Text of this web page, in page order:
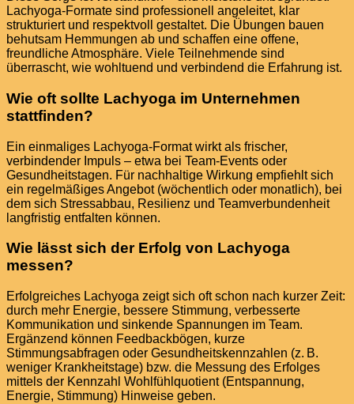
Lachyoga-Formate sind professionell angeleitet, klar
strukturiert und respektvoll gestaltet. Die Übungen bauen
behutsam Hemmungen ab und schaffen eine offene,
freundliche Atmosphäre. Viele Teilnehmende sind
überrascht, wie wohltuend und verbindend die Erfahrung ist.
Wie oft sollte Lachyoga im Unternehmen
stattfinden?
Ein einmaliges Lachyoga-Format wirkt als frischer,
verbindender Impuls – etwa bei Team-Events oder
Gesundheitstagen. Für nachhaltige Wirkung empfiehlt sich
ein regelmäßiges Angebot (wöchentlich oder monatlich), bei
dem sich Stressabbau, Resilienz und Teamverbundenheit
langfristig entfalten können.
Wie lässt sich der Erfolg von Lachyoga
messen?
Erfolgreiches Lachyoga zeigt sich oft schon nach kurzer Zeit:
durch mehr Energie, bessere Stimmung, verbesserte
Kommunikation und sinkende Spannungen im Team.
Ergänzend können Feedbackbögen, kurze
Stimmungsabfragen oder Gesundheitskennzahlen (z. B.
weniger Krankheitstage) bzw. die Messung des Erfolges
mittels der Kennzahl Wohlfühlquotient (Entspannung,
Energie, Stimmung) Hinweise geben.